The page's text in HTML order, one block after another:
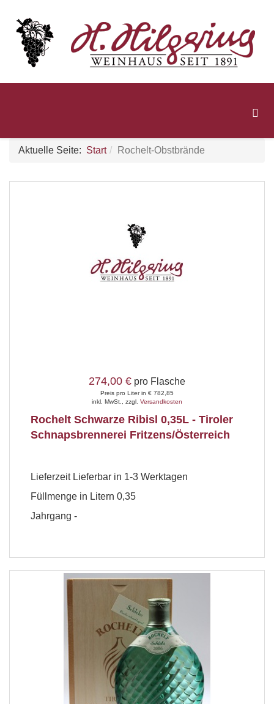
Aktuelle Seite: Start Rochelt-Obstbrände
274,00 € pro Flasche
Preis pro Liter in € 782,85
inkl. MwSt., zzgl. Versandkosten
Rochelt Schwarze Ribisl 0,35L - Tiroler
Schnapsbrennerei Fritzens/Österreich
Lieferzeit Lieferbar in 1-3 Werktagen
Füllmenge in Litern 0,35
Jahrgang -